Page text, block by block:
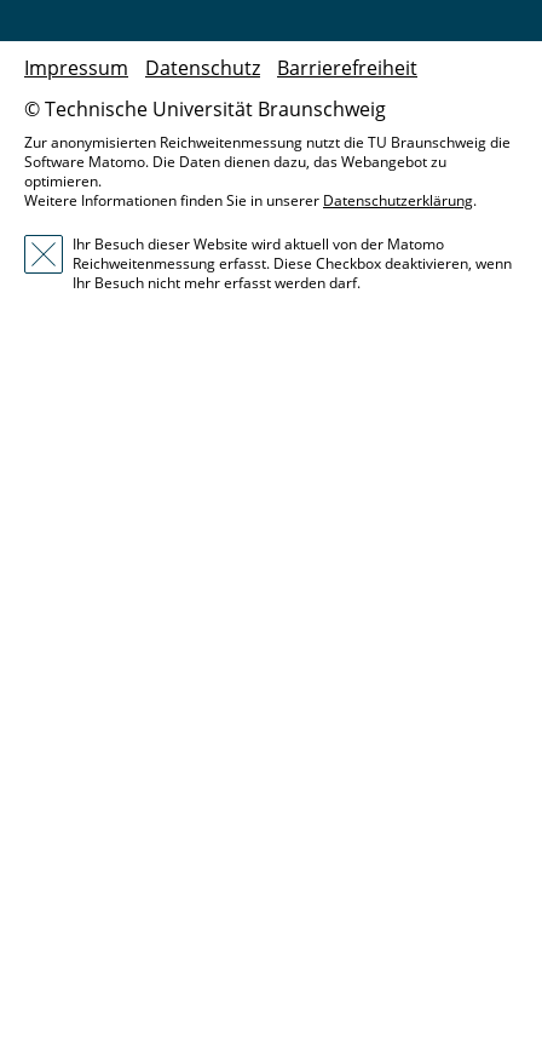
© Technische Universität Braunschweig
Impressum Datenschutz Barrierefreiheit
Zur anonymisierten Reichweitenmessung nutzt die TU Braunschweig die
Software Matomo. Die Daten dienen dazu, das Webangebot zu
optimieren.
Weitere Informationen finden Sie in unserer Datenschutzerklärung.
Ihr Besuch dieser Website wird aktuell von der Matomo
Reichweitenmessung erfasst. Diese Checkbox deaktivieren, wenn
Ihr Besuch nicht mehr erfasst werden darf.